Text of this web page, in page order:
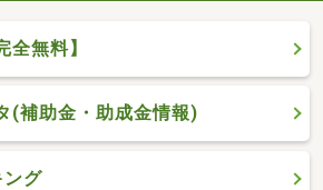
全無料】
(補助金・助成金情報)
ング